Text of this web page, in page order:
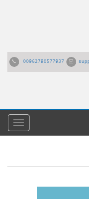
00962790577937
القائمة